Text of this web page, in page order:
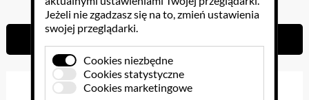
Jeżeli nie zgadzasz się na to, zmień ustawienia
swojej przeglądarki.
Cookies niezbędne
Cookies statystyczne
Cookies marketingowe